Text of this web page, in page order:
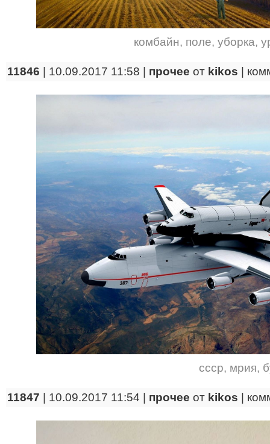
комбайн, поле, уборка,
11846 | 10.09.2017 11:58 | прочее от kikos
ссср, мрия,
11847 | 10.09.2017 11:54 | прочее от kikos